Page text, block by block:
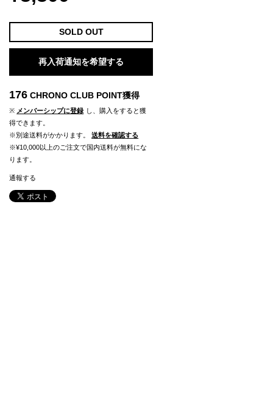
SOLD OUT
再入荷通知を希望する
176 CHRONO CLUB POINT獲得
※ メンバーシップに登録 し、購入をすると獲
得できます。
※別途送料がかかります。
送料を確認する
※¥10,000以上のご注文で国内送料が無料にな
ります。
通報する